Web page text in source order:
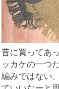
昔に買ってあ
ッカケの一つ
編みではない